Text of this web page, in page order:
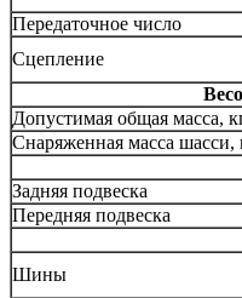
Передаточное число
Сцепление
Допустимая общая масса,
Снаряженная масса шасси,
Задняя подвеска
Передняя подвеска
Шины